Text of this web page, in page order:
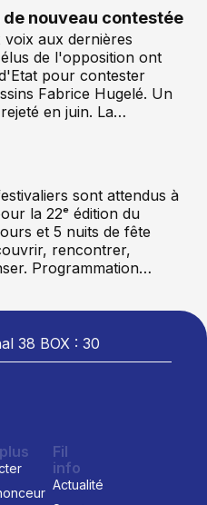
de nouveau contestée
voix aux dernières
de l'opposition ont
pour contester
Fabrice Hugelé. Un
en juin. La…
sont attendus à
la 22ᵉ édition du
et 5 nuits de fête
rencontrer,
Programmation…
38 BOX : 30
Fil
info
Actualité